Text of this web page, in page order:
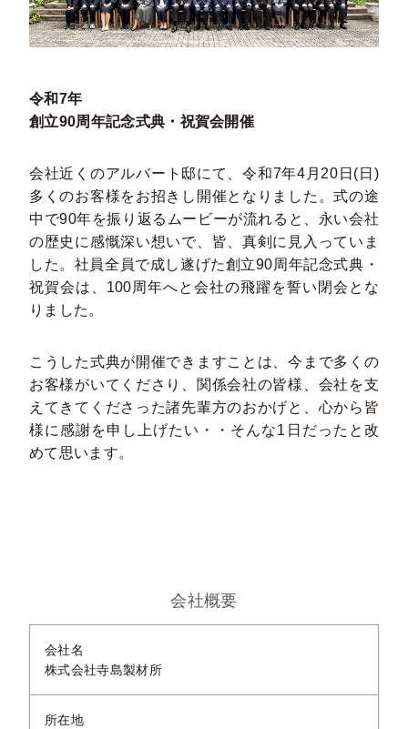
令和7年
創立90周年記念式典・祝賀会開催
会社近くのアルバート邸にて、令和7年4月20日(日)
多くのお客様をお招きし開催となりました。式の途
中で90年を振り返るムービーが流れると、永い会社
の歴史に感慨深い想いで、皆、真剣に見入っていま
した。社員全員で成し遂げた創立90周年記念式典・
祝賀会は、100周年へと会社の飛躍を誓い閉会とな
りました。
こうした式典が開催できますことは、今まで多くの
お客様がいてくださり、関係会社の皆様、会社を支
えてきてくださった諸先輩方のおかげと、心から皆
様に感謝を申し上げたい・・そんな1日だったと改
めて思います。
会社概要
会社名
株式会社寺島製材所
所在地